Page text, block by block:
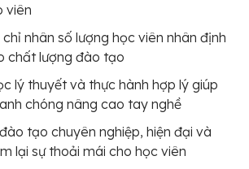
viên
nhân số lượng học viên nhân định
chất lượng đào tạo
lý thuyết và thực hành hợp lý giúp
chóng nâng cao tay nghề
tạo chuyên nghiệp, hiện đại và
lại sự thoải mái cho học viên